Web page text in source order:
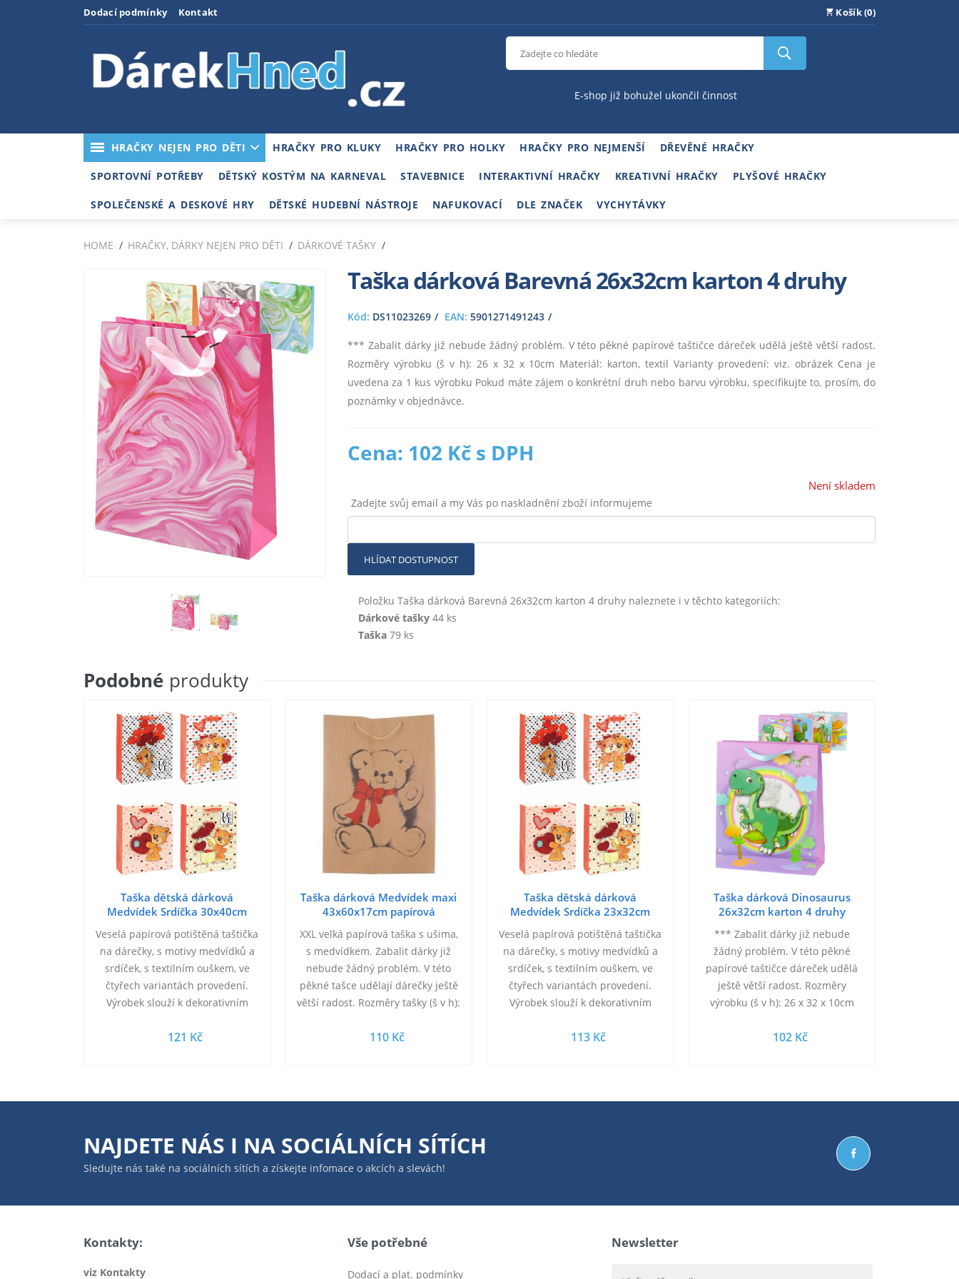
Dodací podmínky Kontakt Košík (0)
E-shop již bohužel ukončil činnost
HRAČKY NEJEN PRO DĚTI HRAČKY PRO KLUKY HRAČKY PRO HOLKY HRAČKY PRO NEJMENŠÍ DŘEVĚNÉ HRAČKY
SPORTOVNÍ POTŘEBY DĚTSKÝ KOSTÝM NA KARNEVAL STAVEBNICE INTERAKTIVNÍ HRAČKY KREATIVNÍ HRAČKY PLYŠOVÉ HRAČKY
SPOLEČENSKÉ A DESKOVÉ HRY DĚTSKÉ HUDEBNÍ NÁSTROJE NAFUKOVACÍ DLE ZNAČEK VYCHYTÁVKY
HOME HRAČKY, DÁRKY NEJEN PRO DĚTI DÁRKOVÉ TAŠKY
Taška dárková Barevná 26x32cm karton 4 druhy
Kód: DS11023269 EAN: 5901271491243
*** Zabalit dárky již nebude žádný problém. V této pěkné papírové taštičce dáreček udělá ještě větší radost.
Rozměry výrobku (š v h): 26 x 32 x 10cm Materiál: karton, textil Varianty provedení: viz. obrázek Cena je
uvedena za 1 kus výrobku Pokud máte zájem o konkrétní druh nebo barvu výrobku, specifikujte to, prosím, do
poznámky v objednávce.
Cena: 102 Kč s DPH
Není skladem
Zadejte svůj email a my Vás po naskladnění zboží informujeme
HLÍDAT DOSTUPNOST
Položku Taška dárková Barevná 26x32cm karton 4 druhy naleznete i v těchto kategoriích:
Dárkové tašky44 ks
Taška79 ks
Podobné produkty
Taška dětská dárková
Medvídek Srdíčka 30x40cm
Veselá papírová potištěná taštička
na dárečky, s motivy medvídků a
srdíček, s textilním ouškem, ve
čtyřech variantách provedení.
Výrobek slouží k dekorativním
pro…
121 Kč
Taška dárková Medvídek maxi
43x60x17cm papírová
XXL velká papírová taška s ušima,
s medvídkem. Zabalit dárky již
nebude žádný problém. V této
pěkné tašce udělají dárečky ještě
větší radost. Rozměry tašky (š v h):
110 Kč
Taška dětská dárková
Medvídek Srdíčka 23x32cm
Veselá papírová potištěná taštička
na dárečky, s motivy medvídků a
srdíček, s textilním ouškem, ve
čtyřech variantách provedení.
Výrobek slouží k dekorativním
pro…
113 Kč
Taška dárková Dinosaurus
26x32cm karton 4 druhy
*** Zabalit dárky již nebude
žádný problém. V této pěkné
papírové taštičce dáreček udělá
ještě větší radost. Rozměry
výrobku (š v h): 26 x 32 x 10cm
provedení: viz.…
102 Kč
NAJDETE NÁS I NA SOCIÁLNÍCH SÍTÍCH
Sledujte nás také na sociálních sítích a získejte infomace o akcích a slevách!
Kontakty:
viz Kontakty
Vše potřebné
Dodací a plat. podmínky
Newsletter